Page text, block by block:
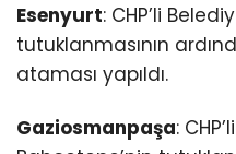
Esenyurt: CHP’li
tutuklanmasının
ataması yapıldı.
Gaziosmanpaşa: